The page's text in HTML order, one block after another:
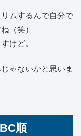
ムするんで自分で
（笑）
けど。
ゃないかと思いま
順